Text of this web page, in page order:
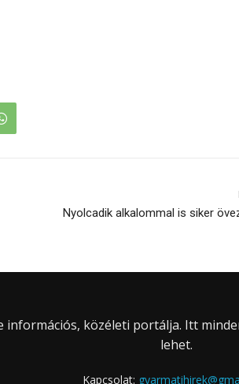
Nyolcadik alkalommal is siker
információs, közéleti portálja. Itt
lehet.
Kapcsolat: